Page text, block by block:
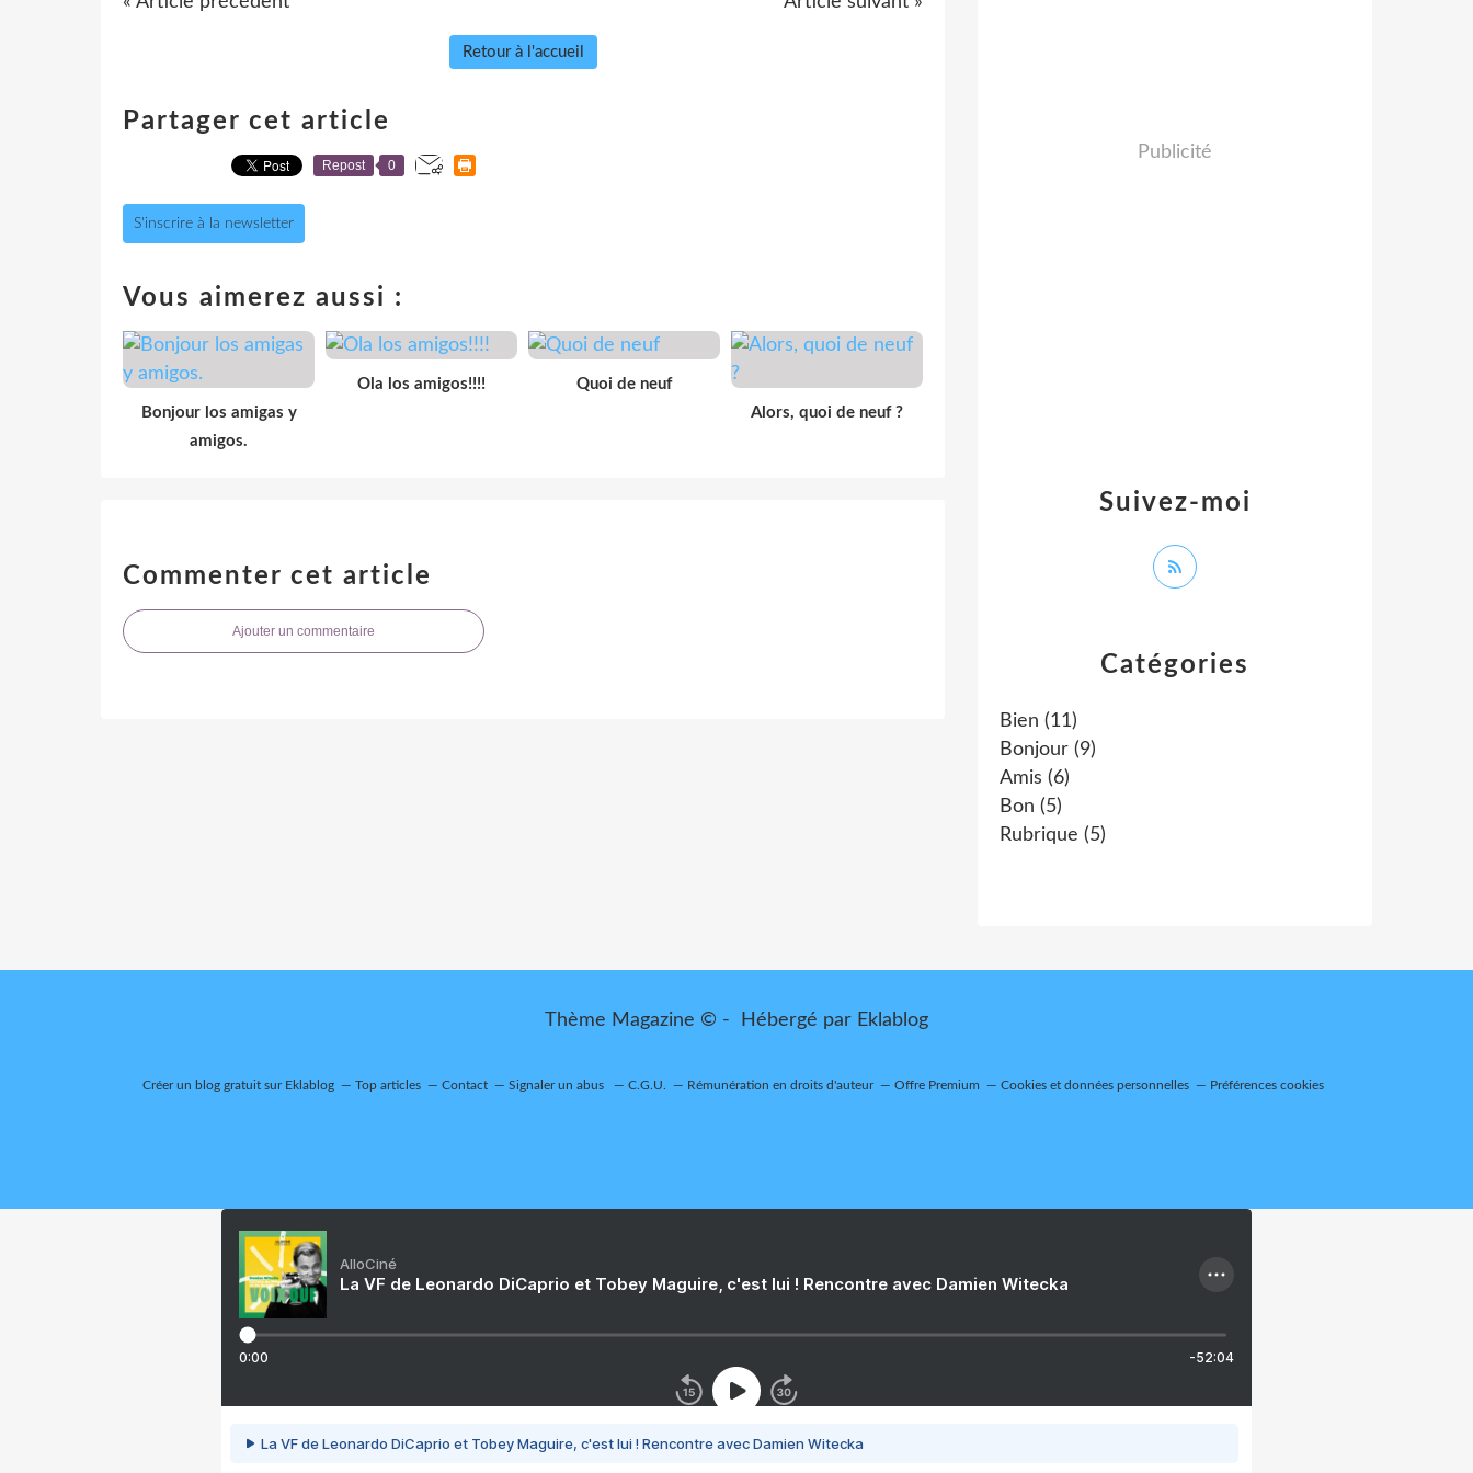
Retour à l'accueil
Partager cet article
Repost 0
S'inscrire à la newsletter
Vous aimerez aussi :
Bonjour los amigas y
amigos.
Ola los amigos!!!!
Quoi de neuf
Alors, quoi de neuf ?
Commenter cet article
Ajouter un commentaire
Catégories
Bien (11)
Bonjour (9)
Amis (6)
Bon (5)
Rubrique (5)
Suivez-moi
Publicité
Thème Magazine © - Hébergé par Eklablog
Créer un blog gratuit sur Eklablog Top articles Contact Signaler un abus C.G.U. Rémunération en droits d'auteur Offre Premium Cookies et données personnelles Préférences cookies
AlloCiné
La VF de Leonardo DiCaprio et Tobey Maguire, c'est lui ! Rencontre avec Damien Witecka
0:00 -52:04
La VF de Leonardo DiCaprio et Tobey Maguire, c'est lui ! Rencontre avec Damien Witecka